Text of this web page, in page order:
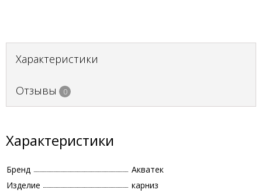
Характеристики
Отзывы 0
Характеристики
Бренд
Акватек
Изделие
карниз